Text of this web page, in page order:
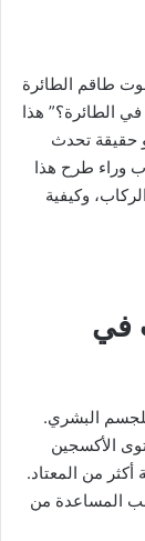
يصدح صوت طاقم الطائرة
الطائرة؟” هذا
حقيقة تحدث
وراء طرح هذا
وكيفية
في
البشري.
الأكسجين
من المعتاد.
المساعدة من